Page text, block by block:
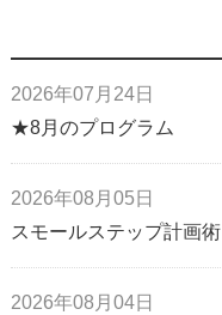
2026年07月24日
★8月のプログラム
2026年08月05日
スモールステップ計画術
2026年08月04日